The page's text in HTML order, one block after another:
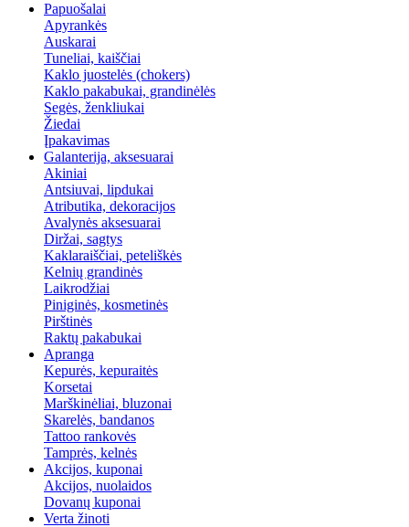
Papuošalai
Apyrankės
Auskarai
Tuneliai, kaiščiai
Kaklo juostelės (chokers)
Kaklo pakabukai, grandinėlės
Segės, ženkliukai
Žiedai
Įpakavimas
Galanterija, aksesuarai
Akiniai
Antsiuvai, lipdukai
Atributika, dekoracijos
Avalynės aksesuarai
Diržai, sagtys
Kaklaraiščiai, peteliškės
Kelnių grandinės
Laikrodžiai
Piniginės, kosmetinės
Pirštinės
Raktų pakabukai
Apranga
Kepurės, kepuraitės
Korsetai
Marškinėliai, bluzonai
Skarelės, bandanos
Tattoo rankovės
Tamprės, kelnės
Akcijos, kuponai
Akcijos, nuolaidos
Dovanų kuponai
Verta žinoti